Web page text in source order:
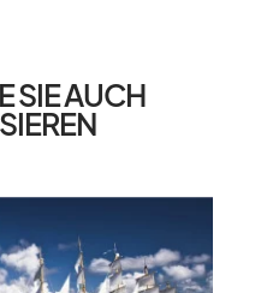
SIE AUCH